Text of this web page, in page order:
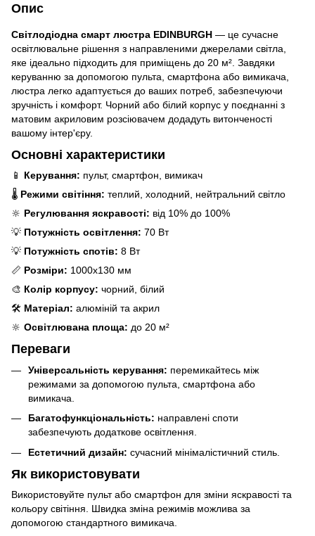
Опис
Світлодіодна смарт люстра EDINBURGH — це сучасне
освітлювальне рішення з направленими джерелами світла,
яке ідеально підходить для приміщень до 20 м². Завдяки
керуванню за допомогою пульта, смартфона або вимикача,
люстра легко адаптується до ваших потреб, забезпечуючи
зручність і комфорт. Чорний або білий корпус у поєднанні з
матовим акриловим розсіювачем додадуть витонченості
вашому інтер'єру.
Основні характеристики
📱 Керування: пульт, смартфон, вимикач
🌡️ Режими світіння: теплий, холодний, нейтральний світло
🔆 Регулювання яскравості: від 10% до 100%
💡 Потужність освітлення: 70 Вт
💡 Потужність спотів: 8 Вт
📏 Розміри: 1000x130 мм
🎨 Колір корпусу: чорний, білий
🛠️ Матеріал: алюміній та акрил
🔆 Освітлювана площа: до 20 м²
Переваги
Універсальність керування: перемикайтесь між
режимами за допомогою пульта, смартфона або
вимикача.
Багатофункціональність: направлені споти
забезпечують додаткове освітлення.
Естетичний дизайн: сучасний мінімалістичний стиль.
Як використовувати
Використовуйте пульт або смартфон для зміни яскравості та
кольору світіння. Швидка зміна режимів можлива за
допомогою стандартного вимикача.